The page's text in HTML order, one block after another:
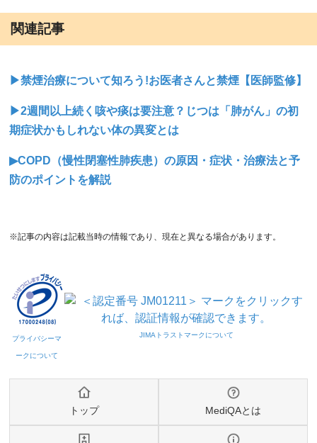
関連記事
▶禁煙治療について知ろう!お医者さんと禁煙【医師監修】
▶2週間以上続く咳や痰は要注意？じつは「肺がん」の初
期症状かもしれない体の異変とは
▶COPD（慢性閉塞性肺疾患）の原因・症状・治療法と予
防のポイントを解説
※記事の内容は記載当時の情報であり、現在と異なる場合があります。
トップ MediQAとは